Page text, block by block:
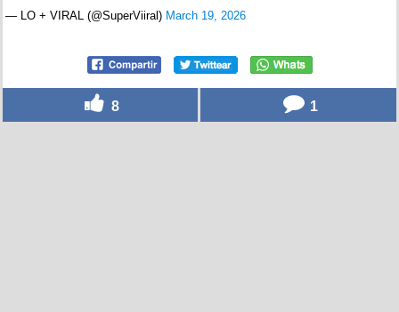
— LO + VIRAL (@SuperViiral) March 19, 2026
8 1